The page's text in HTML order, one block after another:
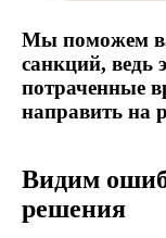
Мы поможем
санкций, ведь
потраченные
направить на
Видим
решения